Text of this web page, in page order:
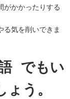
がかかったりする
る気を削いできま
でもい
う。